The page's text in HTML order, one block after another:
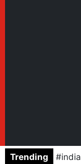
Trending